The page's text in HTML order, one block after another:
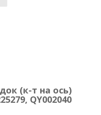
(к-т на ось)
QY002040